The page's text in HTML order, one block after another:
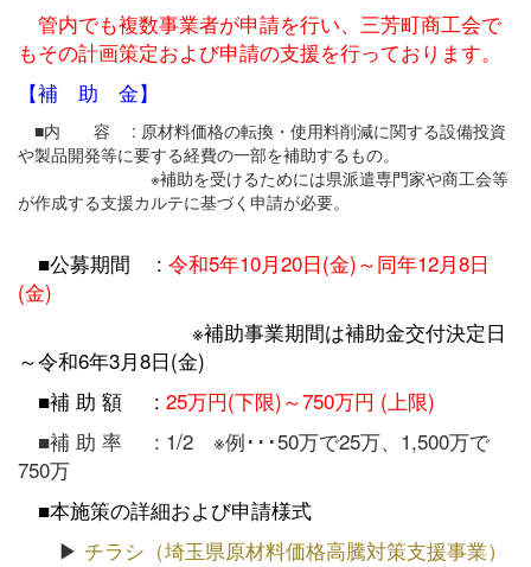
管内でも複数事業者が申請を行い、三芳町商工会で
もその計画策定および申請の支援を行っております。
【補 助 金】
■内 容 : 原材料価格の転換・使用料削減に関する設備投資
や製品開発等に要する経費の一部を補助するもの。
※補助を受けるためには県派遣専門家や商工会等
が作成する支援カルテに基づく申請が必要。
■公募期間 : 令和5年10月20日(金)～同年12月8日
(金)
※補助事業期間は補助金交付決定日
～令和6年3月8日(金)
■補 助 額 : 25万円(下限)～750万円 (上限)
■補 助 率 : 1/2 ※例･･･50万で25万、1,500万で
750万
■本施策の詳細および申請様式
▶ チラシ（埼玉県原材料価格高騰対策支援事業）